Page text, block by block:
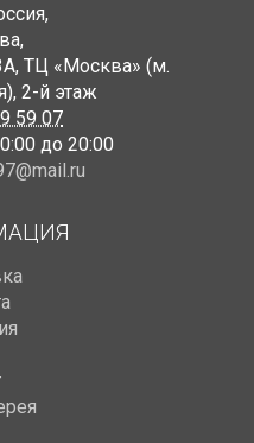
,
,
ТЦ «Москва» (м.
, 2-й этаж
59 07
до 20:00